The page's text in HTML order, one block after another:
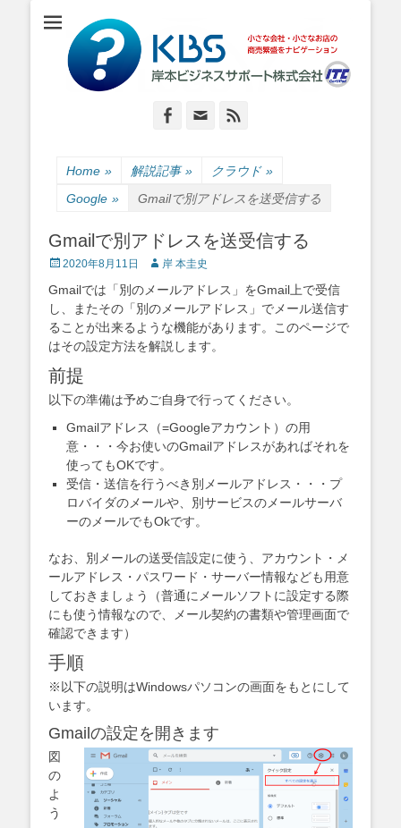
岸本ビジネスサポ
ート株式会社
小さな会社・小さなお店のIT経営をナビゲーション
Facebook
Email
Home » 解説記事 » クラウド »
Google » Gmailで別アドレスを送受信する
Gmailで別アドレスを送受信する
Posted
2020年8月11日 Author
岸 本圭史
Gmailでは「別のメールアドレス」をGmail上で受信
し、またその「別のメールアドレス」でメール送信す
ることが出来るような機能があります。このページで
はその設定方法を解説します。
前提
以下の準備は予めご自身で行ってください。
Gmailアドレス（=Googleアカウント）の用
意・・・今お使いのGmailアドレスがあればそれを
使ってもOKです。
受信・送信を行うべき別メールアドレス・・・プ
ロバイダのメールや、別サービスのメールサーバ
ーのメールでもOkです。
なお、別メールの送受信設定に使う、アカウント・メ
ールアドレス・パスワード・サーバー情報なども用意
しておきましょう（普通にメールソフトに設定する際
にも使う情報なので、メール契約の書類や管理画面で
確認できます）
手順
※以下の説明はWindowsパソコンの画面をもとにして
います。
Gmailの設定を開きます
図
の
よ
う